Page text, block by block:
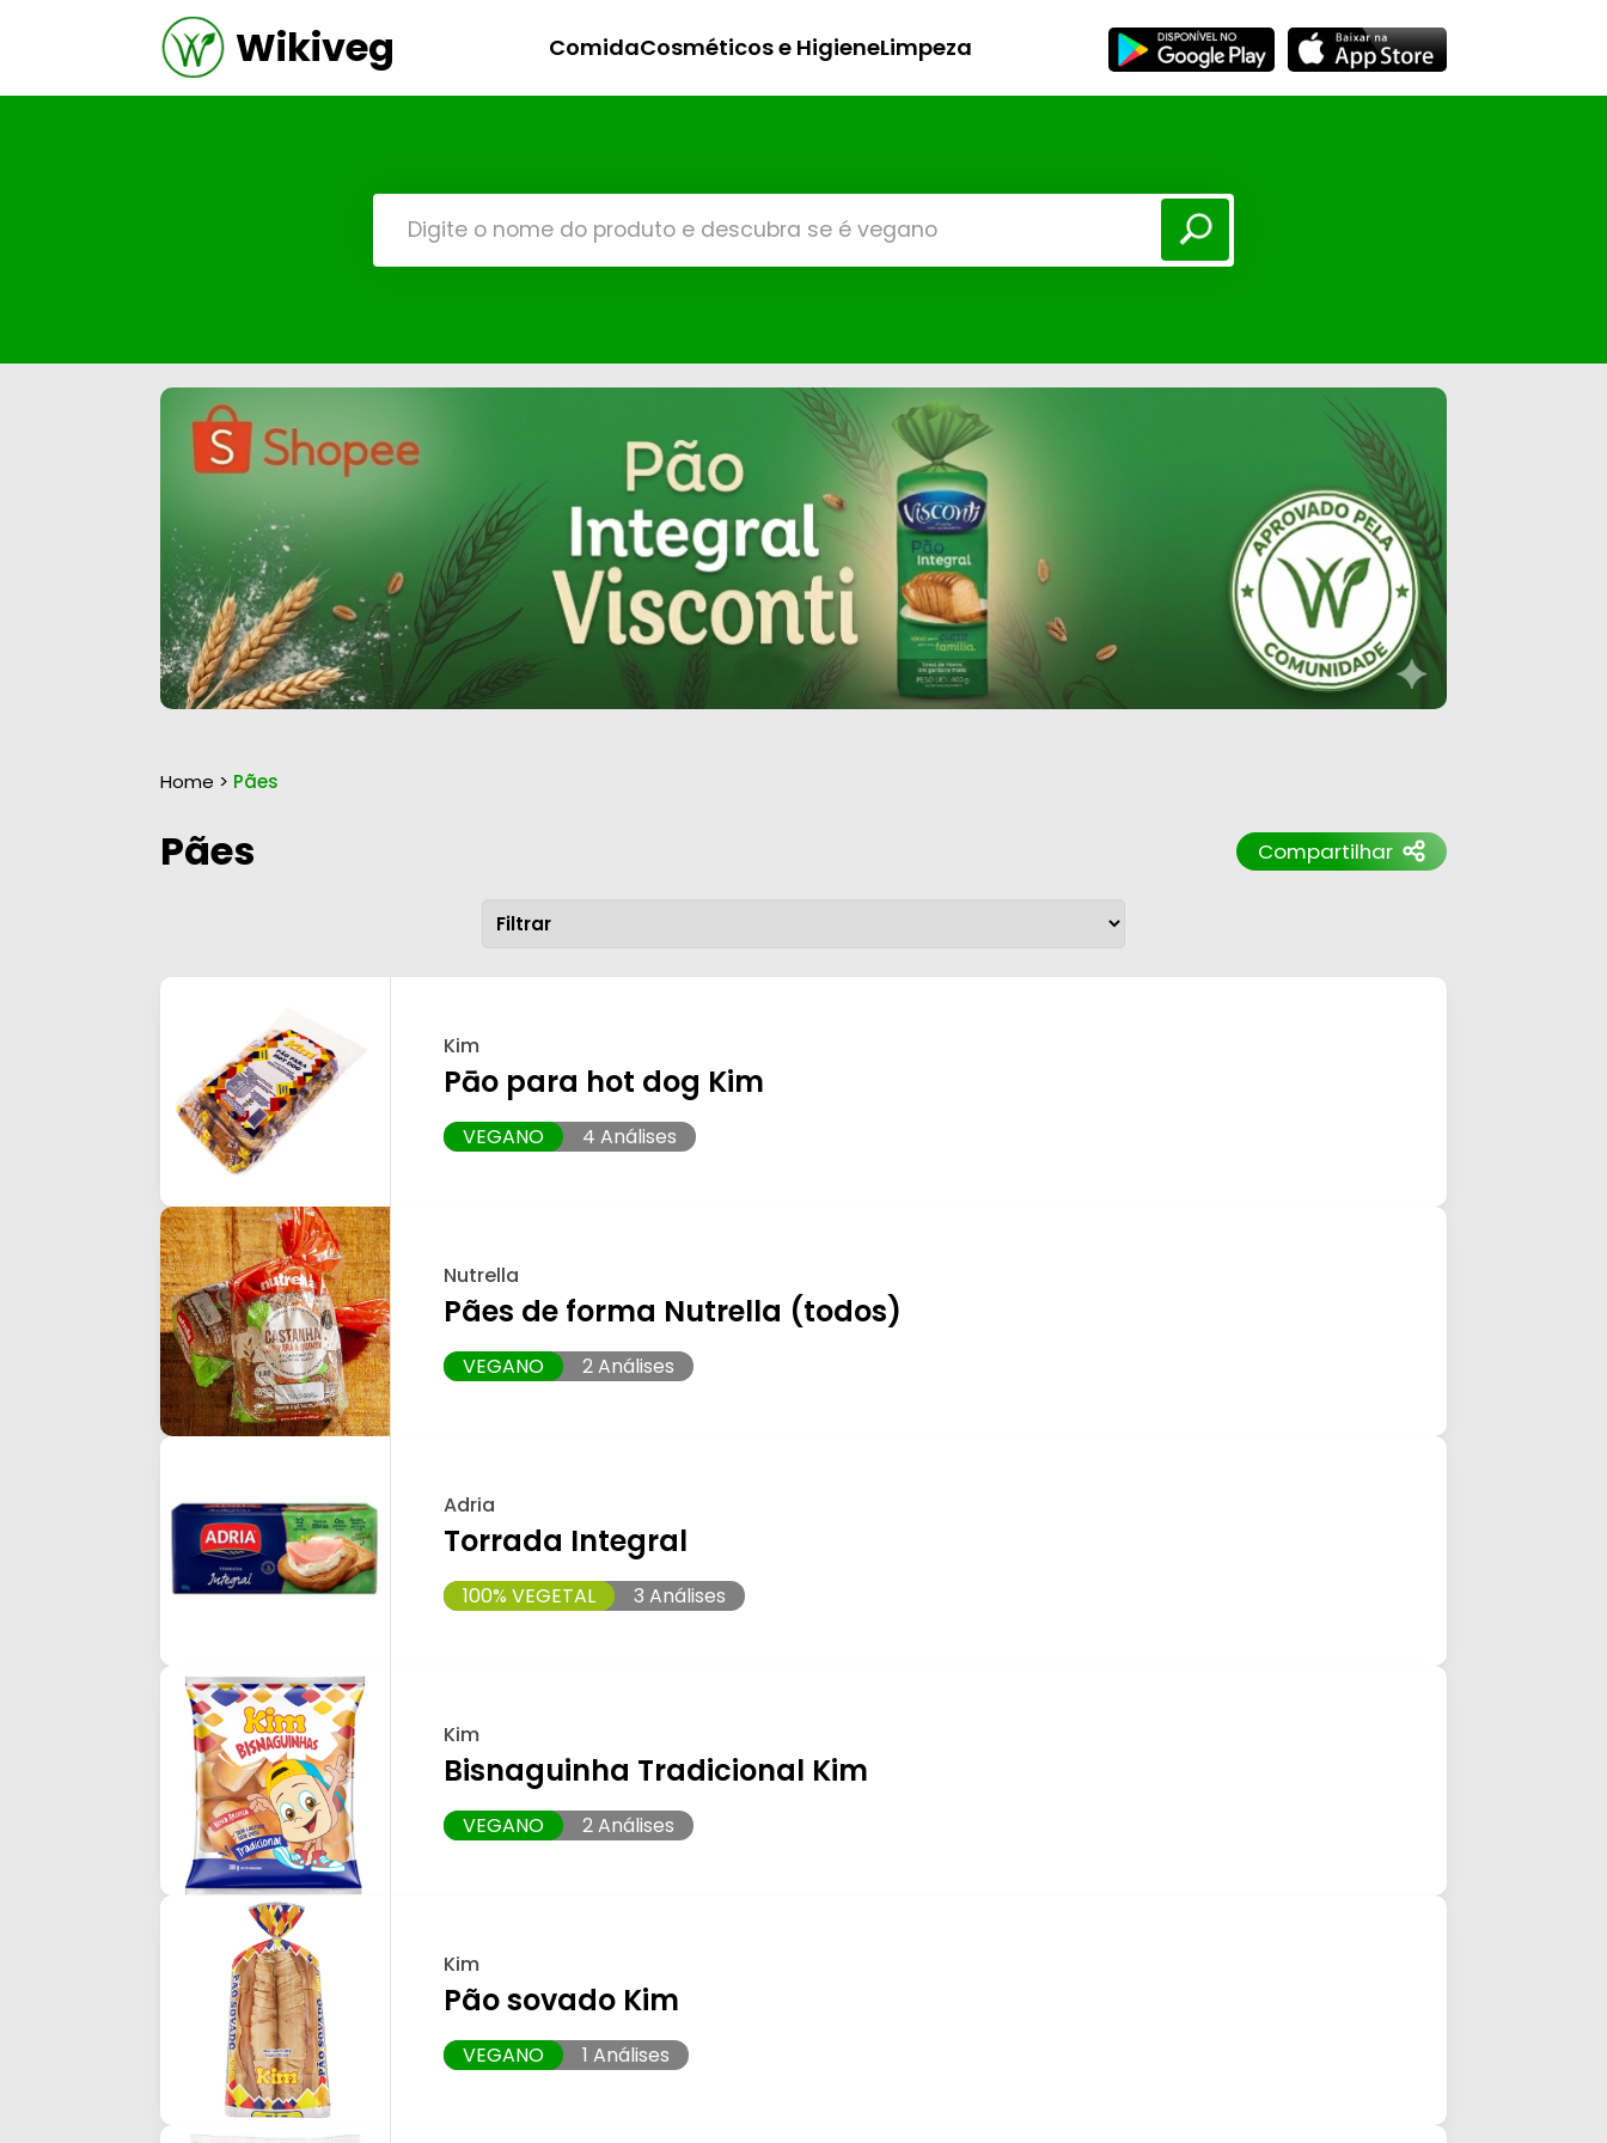
Wikiveg ComidaCosméticos e HigieneLimpeza
Home > Pães
Pães Compartilhar
Kim
Pāo para hot dog Kim
VEGANO 4 Análises
Nutrella
Pães de forma Nutrella (todos)
VEGANO 2 Análises
Adria
Torrada Integral
100% VEGETAL 3 Análises
Kim
Bisnaguinha Tradicional Kim
VEGANO 2 Análises
Kim
Pão sovado Kim
VEGANO 1 Análises